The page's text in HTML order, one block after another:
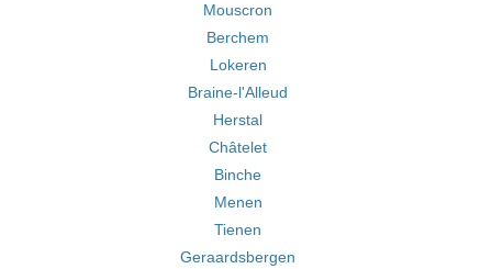
Mouscron
Berchem
Lokeren
Braine-l'Alleud
Herstal
Châtelet
Binche
Menen
Tienen
Geraardsbergen